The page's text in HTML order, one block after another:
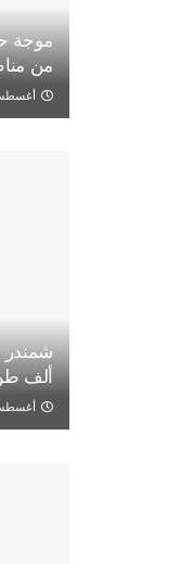
من
أغسطس 8,
ألف
أغسطس 7,